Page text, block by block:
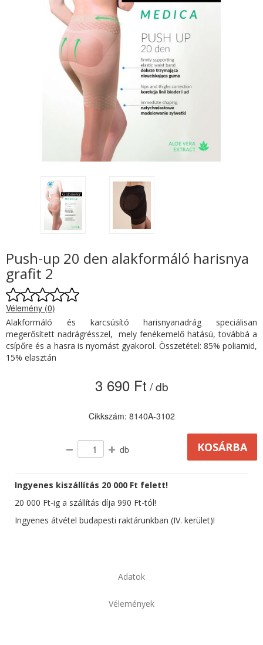
Push-up 20 den alakformáló harisnya
grafit 2
Vélemény (0)
Alakformáló és karcsúsító harisnyanadrág speciálisan
megerősített nadrágrésszel, mely fenékemelő hatású, továbbá a
csípőre és a hasra is nyomást gyakorol. Összetétel: 85% poliamid,
15% elasztán
3 690 Ft / db
Cikkszám: 8140A-3102
db
Ingyenes kiszállítás 20 000 Ft felett!
20 000 Ft-ig a szállítás díja 990 Ft-tól!
Ingyenes átvétel budapesti raktárunkban (IV. kerület)!
Adatok
Vélemények